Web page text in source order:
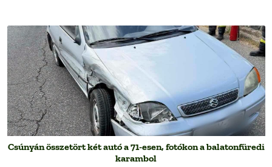
Csúnyán összetört két autó a 71-esen, fotókon a balatonfüredi
karambol